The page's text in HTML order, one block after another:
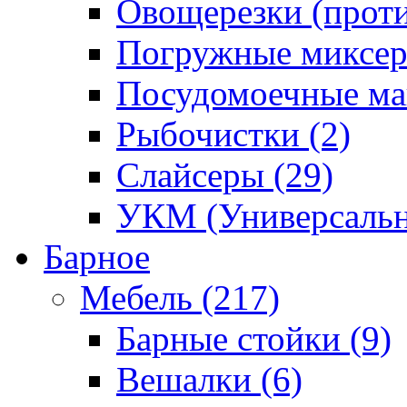
Овощерезки
Погружные
Посудомоечные
Рыбочистки (2)
Слайсеры (29)
УКМ
Барное
Мебель (217)
Барные стойки (9)
Вешалки (6)